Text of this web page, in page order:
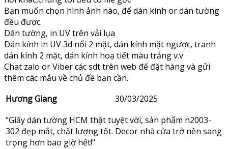
Bạn muốn chọn hình ảnh nào, để dán kính or dán tường
đều được.
Dán tường, in UV trên vải lụa
Dán kính in UV 3d nổi 2 mặt, dán kính mặt ngược, tranh
dán kính 2 mặt, dán kính hoạ tiết màu trắng v.v
Chat zalo or Viber các sdt trên web để đặt hàng và gửi
thêm các mẫu về chủ đề bạn cần.
Hương Giang
30/03/2025
"Giấy dán tường HCM thật tuyệt vời, sản phẩm n2003-
302 đẹp mắt, chất lượng tốt. Decor nhà cửa trở nên sang
trọng hơn bao giờ hết!"